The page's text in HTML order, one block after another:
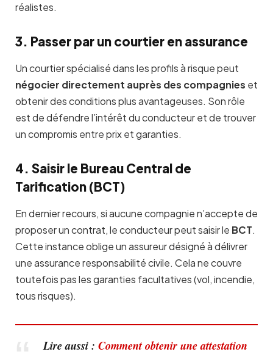
réalistes.
3. Passer par un courtier en assurance
Un courtier spécialisé dans les profils à risque peut
négocier directement auprès des compagnies et
obtenir des conditions plus avantageuses. Son rôle
est de défendre l’intérêt du conducteur et de trouver
un compromis entre prix et garanties.
4. Saisir le Bureau Central de
Tarification (BCT)
En dernier recours, si aucune compagnie n’accepte de
proposer un contrat, le conducteur peut saisir le BCT.
Cette instance oblige un assureur désigné à délivrer
une assurance responsabilité civile. Cela ne couvre
toutefois pas les garanties facultatives (vol, incendie,
tous risques).
Lire aussi :Comment obtenir une attestation